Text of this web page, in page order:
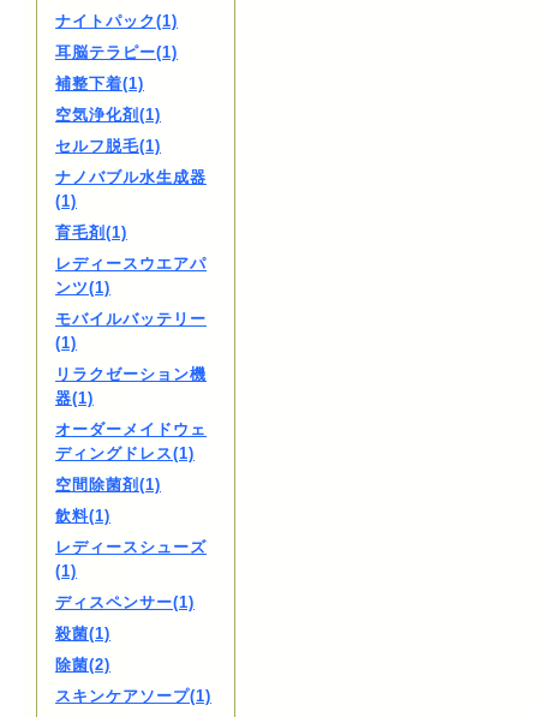
ナイトパック(1)
耳脳テラピー(1)
補整下着(1)
空気浄化剤(1)
セルフ脱毛(1)
ナノバブル水生成器
(1)
育毛剤(1)
レディースウエアパ
ンツ(1)
モバイルバッテリー
(1)
リラクゼーション機
器(1)
オーダーメイドウェ
ディングドレス(1)
空間除菌剤(1)
飲料(1)
レディースシューズ
(1)
ディスペンサー(1)
殺菌(1)
除菌(2)
スキンケアソープ(1)